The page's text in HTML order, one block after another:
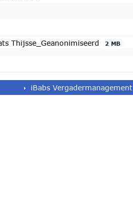
Thijsse_Geanonimiseerd 2 MB
iBabs Vergadermanagement